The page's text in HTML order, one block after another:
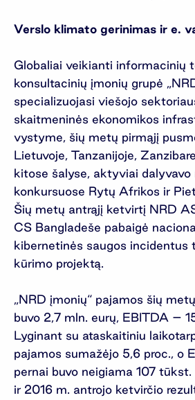
Verslo klimato gerinimas ir e.
Globaliai veikianti informacinių
konsultacinių įmonių grupė
specializuojasi viešojo
skaitmeninės ekonomikos
vystyme, šių metų pirmąjį
Lietuvoje, Tanzanijoje,
kitose šalyse, aktyviai dalyvavo
konkursuose Rytų Afrikos ir
Šių metų antrąjį ketvirtį NRD
CS Bangladeše pabaigė
kibernetinės saugos incidentus
kūrimo projektą.
„NRD įmonių“ pajamos šių
buvo 2,7 mln. eurų, EBITDA –
Lyginant su ataskaitiniu
pajamos sumažėjo 5,6 proc., o
pernai buvo neigiama 107
ir 2016 m. antrojo ketvirčio